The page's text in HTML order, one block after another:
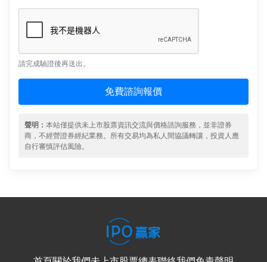
請完成驗證後再送出。
免費諮詢報價
聲明： 本站僅提供未上市股票資訊交流與價格諮詢服務，並非證券
商，不經營證券經紀業務。所有交易均為私人間協議轉讓，投資人應
自行審慎評估風險。